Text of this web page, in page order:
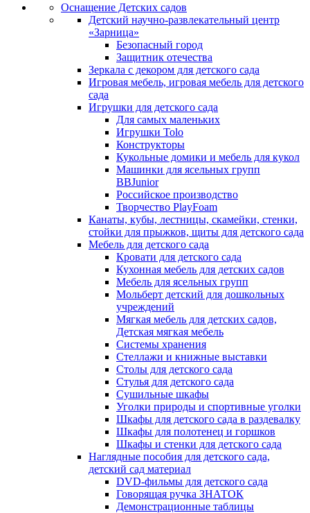
Оснащение Детских садов
Детский научно-развлекательный центр
«Зарница»
Безопасный город
Защитник отечества
Зеркала с декором для детского сада
Игровая мебель, игровая мебель для детского
сада
Игрушки для детского сада
Для самых маленьких
Игрушки Tolo
Конструкторы
Кукольные домики и мебель для кукол
Машинки для ясельных групп
BBJunior
Российское производство
Творчество PlayFoam
Канаты, кубы, лестницы, скамейки, стенки,
стойки для прыжков, щиты для детского сада
Мебель для детского сада
Кровати для детского сада
Кухонная мебель для детских садов
Мебель для ясельных групп
Мольберт детский для дошкольных
учреждений
Мягкая мебель для детских садов,
Детская мягкая мебель
Системы хранения
Стеллажи и книжные выставки
Столы для детского сада
Стулья для детского сада
Сушильные шкафы
Уголки природы и спортивные уголки
Шкафы для детского сада в раздевалку
Шкафы для полотенец и горшков
Шкафы и стенки для детского сада
Наглядные пособия для детского сада,
детский сад материал
DVD-фильмы для детского сада
Говорящая ручка ЗНАТОК
Демонстрационные таблицы